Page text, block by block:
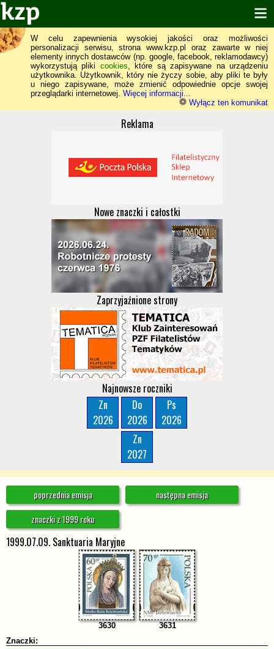
W celu zapewnienia wysokiej jakości oraz możliwości
personalizacji serwisu, strona www.kzp.pl oraz zawarte w niej
elementy innych dostawców (np. google, facebook, reklamodawcy)
wykorzystują pliki cookies, które są zapisywane na urządzeniu
użytkownika. Użytkownik, który nie życzy sobie, aby pliki te były
u niego zapisywane, może zmienić odpowiednie opcje swojej
przeglądarki internetowej. Więcej informacji...
Wyłącz ten komunikat
Reklama
Nowe znaczki i całostki
Zaprzyjaźnione strony
Najnowsze roczniki
Zn
2026
Do
2026
Ps
2026
Zn
2027
poprzednia emisja
następna emisja
znaczki z 1999 roku
1999.07.09. Sanktuaria Maryjne
3630
3631
Znaczki: